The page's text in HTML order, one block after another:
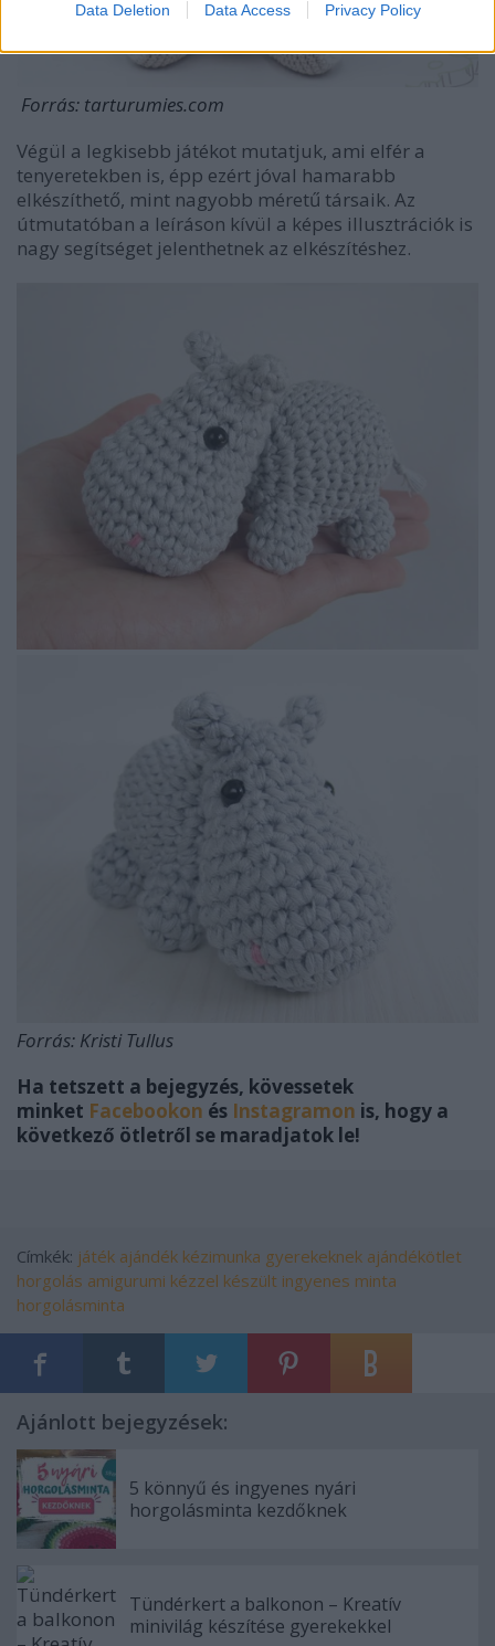
Data Deletion Data Access Privacy Policy
Forrás: tarturumies.com
Végül a legkisebb játékot mutatjuk, ami elfér a
tenyeretekben is, épp ezért jóval hamarabb
elkészíthető, mint nagyobb méretű társaik. Az
útmutatóban a leíráson kívül a képes illusztrációk is
nagy segítséget jelenthetnek az elkészítéshez.
Forrás: Kristi Tullus
Ha tetszett a bejegyzés, kövessetek
minket Facebookon és Instagramon is, hogy a
következő ötletről se maradjatok le!
Címkék: játék ajándék kézimunka gyerekeknek ajándékötlet
horgolás amigurumi kézzel készült ingyenes minta
horgolásminta
Ajánlott bejegyzések:
5 könnyű és ingyenes nyári
horgolásminta kezdőknek
Tündérkert a balkonon – Kreatív
minivilág készítése gyerekekkel